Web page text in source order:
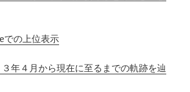
での上位表示
３年４月から現在に至るまでの軌跡を辿